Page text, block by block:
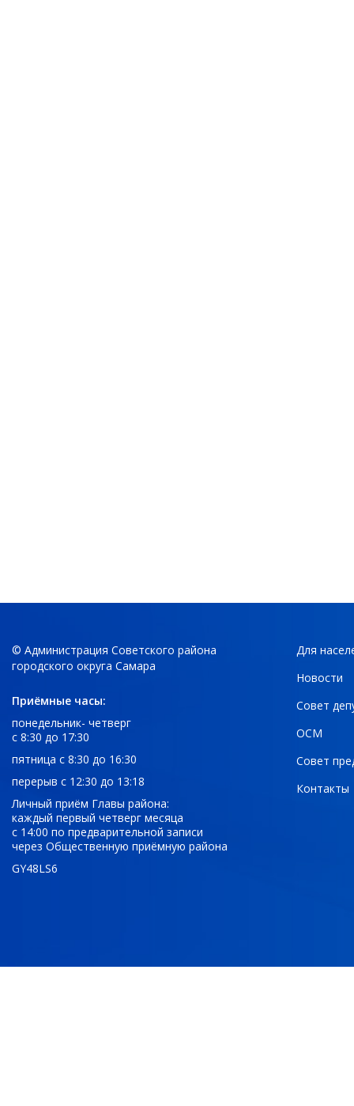
© Администрация Советского района
городского округа Самара
Приёмные часы:
понедельник- четверг
с 8:30 до 17:30
пятница с 8:30 до 16:30
перерыв с 12:30 до 13:18
Личный приём Главы района:
каждый первый четверг месяца
с 14:00 по предварительной записи
через Общественную приёмную района
GY48LS6
Для
Новости
Совет
ОСМ
Совет
Контакты